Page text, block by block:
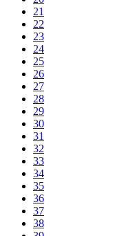
21
22
23
24
25
26
27
28
29
30
31
32
33
34
35
36
37
38